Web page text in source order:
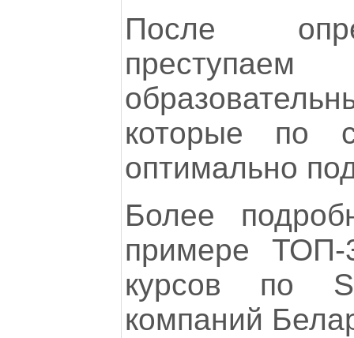
После
которые по
оптимально
Более
примере ТОП-
курсов по
компаний